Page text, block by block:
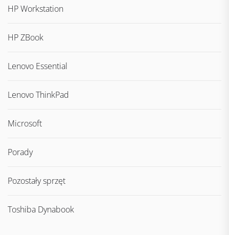
HP Workstation
HP ZBook
Lenovo Essential
Lenovo ThinkPad
Microsoft
Porady
Pozostały sprzęt
Toshiba Dynabook